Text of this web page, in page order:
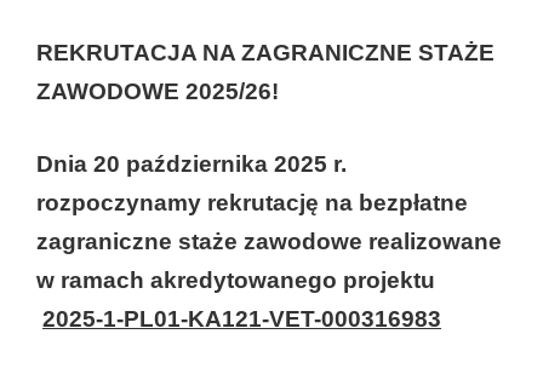
REKRUTACJA NA ZAGRANICZNE STAŻE
ZAWODOWE 2025/26!
Dnia 20 października 2025 r.
rozpoczynamy rekrutację na bezpłatne
zagraniczne staże zawodowe realizowane
w ramach akredytowanego projektu
2025-1-PL01-KA121-VET-000316983